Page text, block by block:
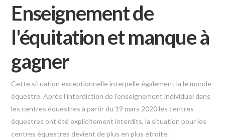
Enseignement de
l'équitation et manque à
gagner
Cette situation exceptionnelle interpelle également la le monde
équestre. Après l'interdiction de l'enseignement individuel dans
les centres équestres à partir du 19 mars 2020 les centres
équestres ont été explicitement interdits, la situation pour les
centres équestres devient de plus en plus étroite.